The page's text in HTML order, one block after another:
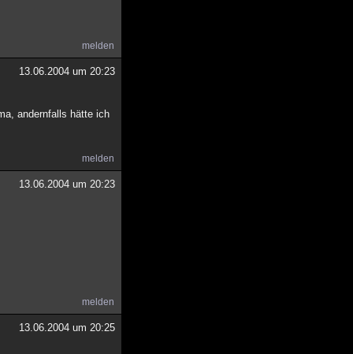
melden
13.06.2004 um 20:23
andernfalls hätte ich
melden
13.06.2004 um 20:23
melden
13.06.2004 um 20:25